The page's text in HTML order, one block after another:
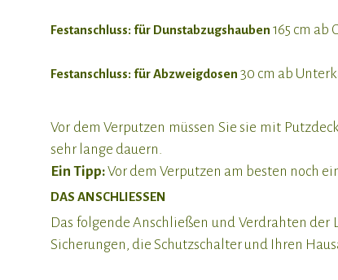
Festanschluss: für Dunstabzugshauben 165 cm ab
Festanschluss: für Abzweigdosen 30 cm ab
Vor dem Verputzen müssen Sie sie mit
sehr lange dauern.
Ein Tipp:Vor dem Verputzen am besten noch
DAS ANSCHLIESSEN
Das folgende Anschließen und Verdrahten
Sicherungen, die Schutzschalter und Ihren